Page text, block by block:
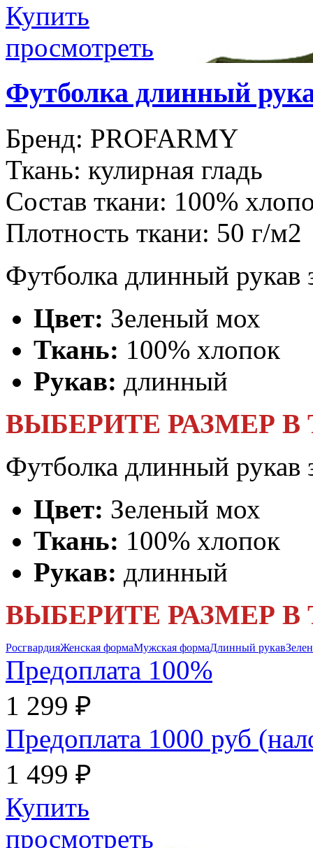
Купить
просмотреть
Футболка длинный
Бренд: PROFARMY
Ткань: кулирная гладь
Состав ткани: 100%
Плотность ткани: 50 г/м2
Футболка длинный рукав
Цвет: Зеленый мох
Ткань: 100% хлопок
Рукав: длинный
ВЫБЕРИТЕ РАЗМЕР В
Футболка длинный рукав
Цвет: Зеленый мох
Ткань: 100% хлопок
Рукав: длинный
ВЫБЕРИТЕ РАЗМЕР В
РосгвардияЖенская формаМужская формаДлинный рукав
Предоплата 100%
1 299 ₽
Предоплата 1000 руб
1 499 ₽
Купить
просмотреть